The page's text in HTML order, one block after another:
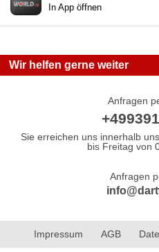
In App öffnen
Wir helfen gerne weiter
Anfragen
Sie erreichen uns innerhalb
bis Freitag von
Anfragen
Impressum AGB